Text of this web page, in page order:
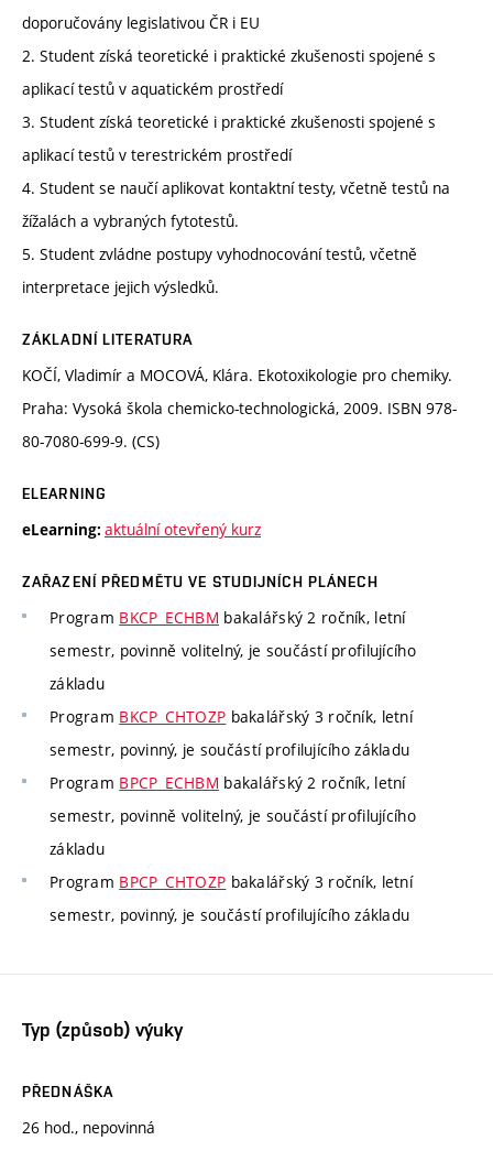
doporučovány legislativou ČR i EU
2. Student získá teoretické i praktické zkušenosti spojené s
aplikací testů v aquatickém prostředí
3. Student získá teoretické i praktické zkušenosti spojené s
aplikací testů v terestrickém prostředí
4. Student se naučí aplikovat kontaktní testy, včetně testů na
žížalách a vybraných fytotestů.
5. Student zvládne postupy vyhodnocování testů, včetně
interpretace jejich výsledků.
ZÁKLADNÍ LITERATURA
KOČÍ, Vladimír a MOCOVÁ, Klára. Ekotoxikologie pro chemiky.
Praha: Vysoká škola chemicko-technologická, 2009. ISBN 978-
80-7080-699-9. (CS)
ELEARNING
eLearning: aktuální otevřený kurz
ZAŘAZENÍ PŘEDMĚTU VE STUDIJNÍCH PLÁNECH
Program BKCP_ECHBM bakalářský 2 ročník, letní
semestr, povinně volitelný, je součástí profilujícího
základu
Program BKCP_CHTOZP bakalářský 3 ročník, letní
semestr, povinný, je součástí profilujícího základu
Program BPCP_ECHBM bakalářský 2 ročník, letní
semestr, povinně volitelný, je součástí profilujícího
základu
Program BPCP_CHTOZP bakalářský 3 ročník, letní
semestr, povinný, je součástí profilujícího základu
Typ (způsob) výuky
PŘEDNÁŠKA
26 hod., nepovinná